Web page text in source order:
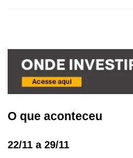
O que aconteceu
22/11 a 29/11